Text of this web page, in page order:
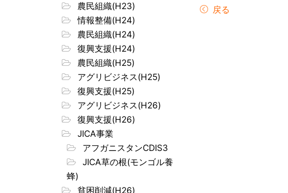
農民組織(H23)
情報整備(H24)
農民組織(H24)
復興支援(H24)
農民組織(H25)
アグリビジネス(H25)
復興支援(H25)
アグリビジネス(H26)
復興支援(H26)
JICA事業
アフガニスタンCDIS3
JICA草の根(モンゴル養
蜂)
貧困削減(H26)
戻る